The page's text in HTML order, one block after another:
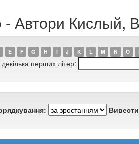
- Автори Кислый,
E F G H I J K L M N O
перших літер: